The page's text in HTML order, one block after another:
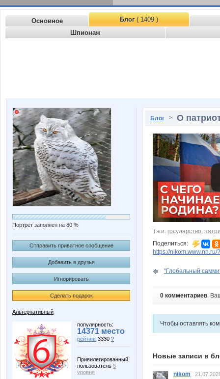
Основное Блог( 1409 )
Шпионаж
Портрет заполнен на 80 %
Отправить приватное сообщение
Добавить в друзья
Игнорировать
Сделать подарок
Альтернативный
популярность:
14371 место
рейтинг 3330 ?
Привилегированный
пользователь 6
уровня
Блог > О
Тэги: государство,
Поделиться:
https://nikom.www.nn.ru/
"Глобальный
0 комментариев.
Чтобы оставлять
Новые записи в
nikom